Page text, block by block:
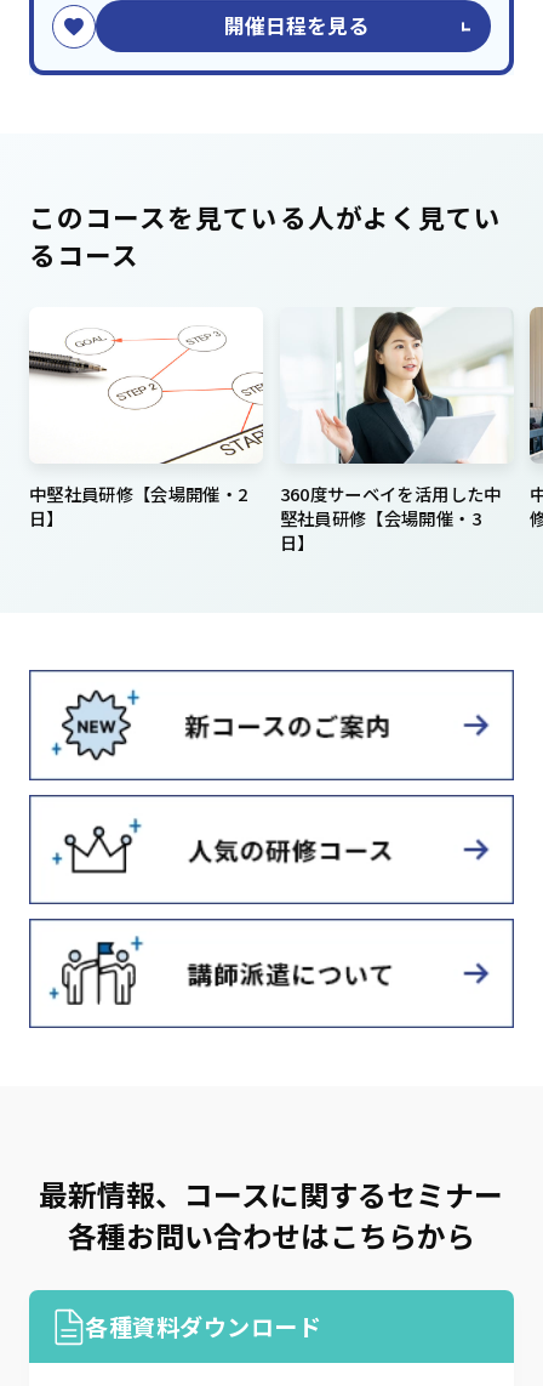
開催日程を見る
このコースを見ている人がよく見てい
るコース
中堅社員研修【会場開催・2
日】
360度サーベイを活用した中
堅社員研修【会場開催・3
日】
最新情報、コースに関するセミナー
各種お問い合わせはこちらから
各種資料ダウンロード